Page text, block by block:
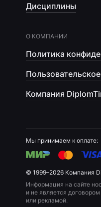
Дисциплины
О КОМПАНИИ
Политика
Компания
Мы принимаем к оплате:
© 1999–2026 Компания
Информация на сайте
и не является
или рекламой.